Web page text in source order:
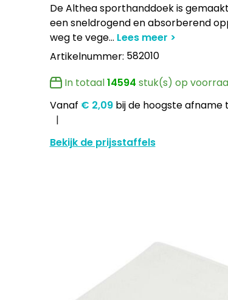
De Althea sporthanddoek is
een sneldrogend en absorberend
weg te vege...
Artikelnummer: 582010
In totaal14594 stuk(s) op
Vanaf € 2,09 bij de hoogste afname
Bekijk de prijsstaffels